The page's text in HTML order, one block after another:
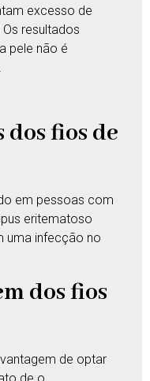
excesso de
resultados
pele não é
fios de
em pessoas com
eritematoso
uma infecção no
dos fios
de optar